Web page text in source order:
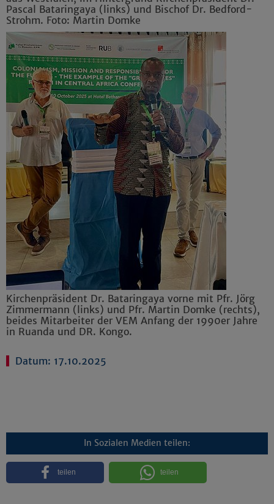
Pascal Bataringaya (links) und Bischof Dr. Bedford-
Strohm. Foto: Martin Domke
Kirchenpräsident Dr. Bataringaya vorne mit Pfr. Jörg
Zimmermann (links) und Pfr. Martin Domke (rechts),
beides Mitarbeiter der VEM Anfang der 1990er Jahre
in Ruanda und DR. Kongo.
Datum: 17.10.2025
In Sozialen Medien teilen:
teilen teilen